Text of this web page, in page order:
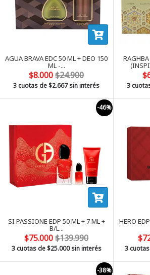
AGUA BRAVA EDC 50 ML + DEO 150
ML -​...
$8.000$24.900
3 cuotas de$2.667sin interés 3
-46%
SI PASSIONE EDP 50 ML + 7 ML +
B/L...
$75.000$139.990
3 cuotas de$25.000sin interés
HERO
3
-38%